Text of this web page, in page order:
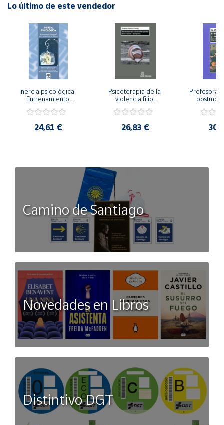
Lo último de este vendedor
Inercia psicológica.
Entrenamiento
Igualdad de Género.
24,61 €
Psicoterapia de la
violencia filio-
secreto y la
26,83 €
Camino de Santiago
Novedades en Libros
Distintivo DGT